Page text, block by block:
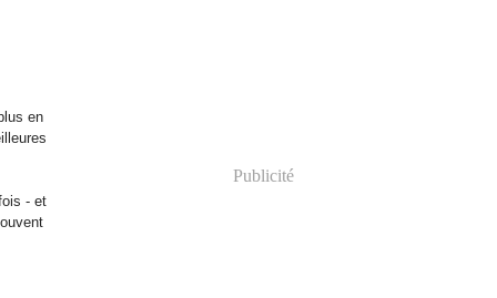
en
- et
Publicité